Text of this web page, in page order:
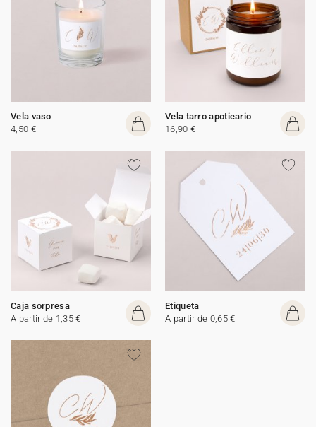
Vela vaso
4,50 €
Vela tarro apoticario
16,90 €
Caja sorpresa
A partir de 1,35 €
Etiqueta
A partir de 0,65 €